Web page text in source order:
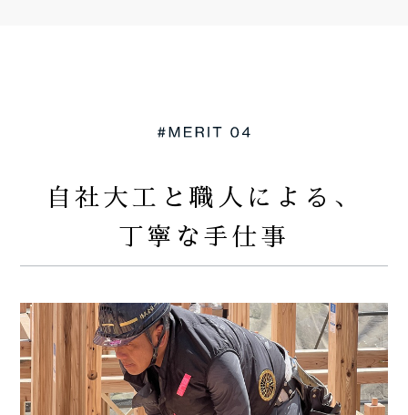
自社大工と職人による、
丁寧な手仕事